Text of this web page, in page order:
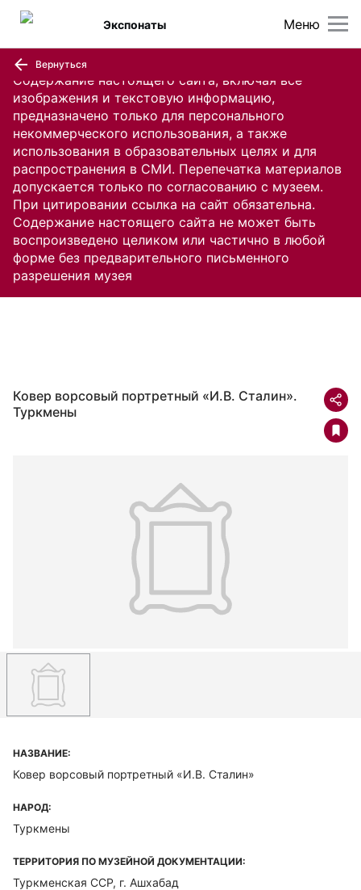
Содержание настоящего сайта, включая все
изображения и текстовую информацию,
предназначено только для персонального
некоммерческого использования, а также
использования в образовательных целях и для
распространения в СМИ. Перепечатка материалов
допускается только по согласованию с музеем.
При цитировании ссылка на сайт обязательна.
Содержание настоящего сайта не может быть
воспроизведено целиком или частично в любой
форме без предварительного письменного
разрешения музея
Меню
Экспонаты
Вернуться
Ковер ворсовый портретный «И.В. Сталин».
Туркмены
НАЗВАНИЕ:
Ковер ворсовый портретный «И.В. Сталин»
НАРОД:
Туркмены
ТЕРРИТОРИЯ ПО МУЗЕЙНОЙ ДОКУМЕНТАЦИИ:
Туркменская ССР, г. Ашхабад